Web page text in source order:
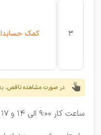
3 کمک
در صورت مشاهده ناقص،
ساعت کار 9:00 الی 14 و 17 الی 21